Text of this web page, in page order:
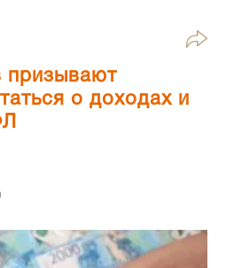
призывают
о доходах и